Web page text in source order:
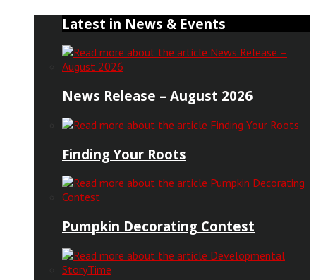
Latest in News & Events
News Release – August 2026
Finding Your Roots
Pumpkin Decorating Contest